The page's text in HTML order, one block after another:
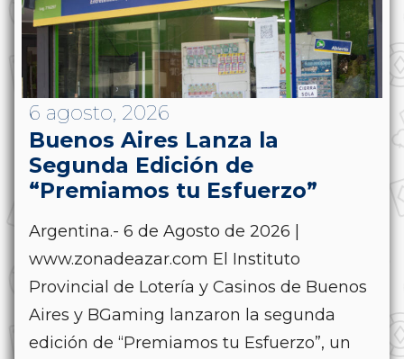
6 agosto, 2026
Buenos Aires Lanza la
Segunda Edición de
“Premiamos tu Esfuerzo”
Argentina.- 6 de Agosto de 2026 |
www.zonadeazar.com El Instituto
Provincial de Lotería y Casinos de Buenos
Aires y BGaming lanzaron la segunda
edición de “Premiamos tu Esfuerzo”, un